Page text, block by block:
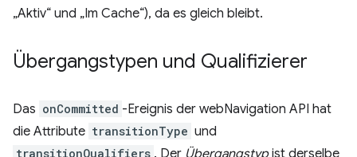
„Aktiv“ und „Im Cache“), da es gleich bleibt.
Übergangstypen und Qualifizierer
Das onCommitted -Ereignis der webNavigation API hat
die Attribute transitionType und
transitionQualifiers . Der Übergangstypist derselbe